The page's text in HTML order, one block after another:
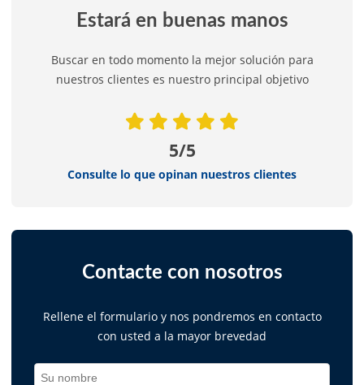
Estará en buenas manos
Buscar en todo momento la mejor solución para
nuestros clientes es nuestro principal objetivo
5/5
Consulte lo que opinan nuestros clientes
Contacte con nosotros
Rellene el formulario y nos pondremos en contacto
con usted a la mayor brevedad